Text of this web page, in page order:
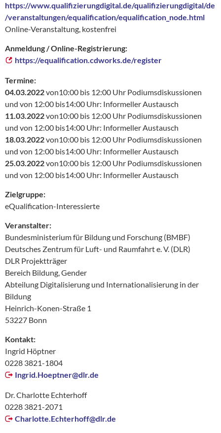
https://www.qualifizierungdigital.de/qualifizierungdigital/de
/veranstaltungen/equalification/equalification_node.html
Online-Veranstaltung, kostenfrei
Anmeldung / Online-Registrierung:
https://equalification.cdworks.de/register
Termine:
04.03.2022von10:00 bis 12:00 Uhr Podiumsdiskussionen
und von 12:00 bis14:00 Uhr: Informeller Austausch
11.03.2022von10:00 bis 12:00 Uhr Podiumsdiskussionen
und von 12:00 bis14:00 Uhr: Informeller Austausch
18.03.2022von10:00 bis 12:00 Uhr Podiumsdiskussionen
und von 12:00 bis14:00 Uhr: Informeller Austausch
25.03.2022von10:00 bis 12:00 Uhr Podiumsdiskussionen
und von 12:00 bis14:00 Uhr: Informeller Austausch
Zielgruppe:
eQualification-Interessierte
Veranstalter:
Bundesministerium für Bildung und Forschung (BMBF)
Deutsches Zentrum für Luft- und Raumfahrt e. V. (DLR)
DLR Projektträger
Bereich Bildung, Gender
Abteilung Digitalisierung und Internationalisierung in der
Bildung
Heinrich-Konen-Straße 1
53227 Bonn
Kontakt:
Ingrid Höptner
0228 3821-1804
Ingrid.Hoeptner@dlr.de
Dr. Charlotte Echterhoff
0228 3821-2071
Charlotte.Echterhoff@dlr.de